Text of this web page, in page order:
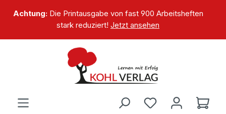
springen
Achtung:Die Printausgabe von fast 900 Arbeitsheften
stark reduziert! Jetzt ansehen